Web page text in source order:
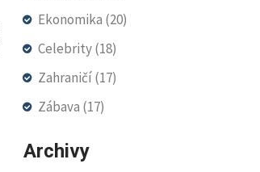
Ekonomika (20)
Celebrity(18)
Zahraničí(17)
Zábava (17)
Archivy